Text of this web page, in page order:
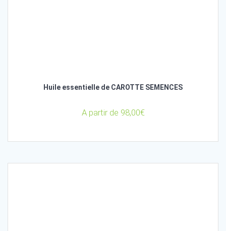
Huile essentielle de CAROTTE SEMENCES
A partir de 98,00€